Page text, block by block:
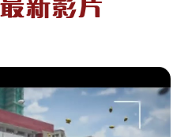
最新影片